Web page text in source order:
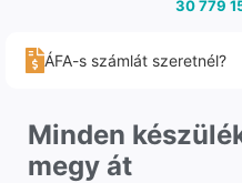
30 779
ÁFA-s számlát szeretnél?
Minden
megy át